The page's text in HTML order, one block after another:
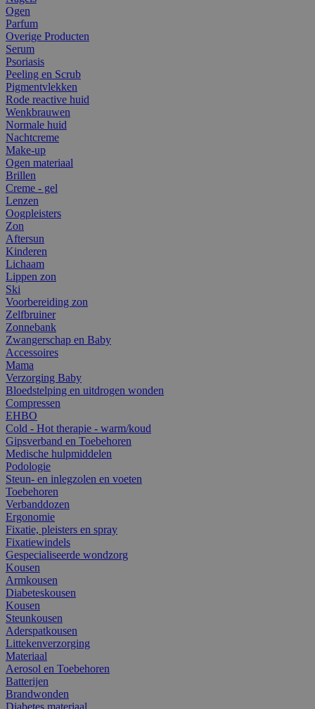
Ogen
Parfum
Overige Producten
Serum
Psoriasis
Peeling en Scrub
Pigmentvlekken
Rode reactive huid
Wenkbrauwen
Normale huid
Nachtcreme
Make-up
Ogen materiaal
Brillen
Creme - gel
Lenzen
Oogpleisters
Zon
Aftersun
Kinderen
Lichaam
Lippen zon
Ski
Voorbereiding zon
Zelfbruiner
Zonnebank
Zwangerschap en Baby
Accessoires
Mama
Verzorging Baby
Bloedstelping en uitdrogen wonden
Compressen
EHBO
Cold - Hot therapie - warm/koud
Gipsverband en Toebehoren
Medische hulpmiddelen
Podologie
Steun- en inlegzolen en voeten
Toebehoren
Verbanddozen
Ergonomie
Fixatie, pleisters en spray
Fixatiewindels
Gespecialiseerde wondzorg
Kousen
Armkousen
Diabeteskousen
Kousen
Steunkousen
Aderspatkousen
Littekenverzorging
Materiaal
Aerosol en Toebehoren
Batterijen
Brandwonden
Diabetes materiaal